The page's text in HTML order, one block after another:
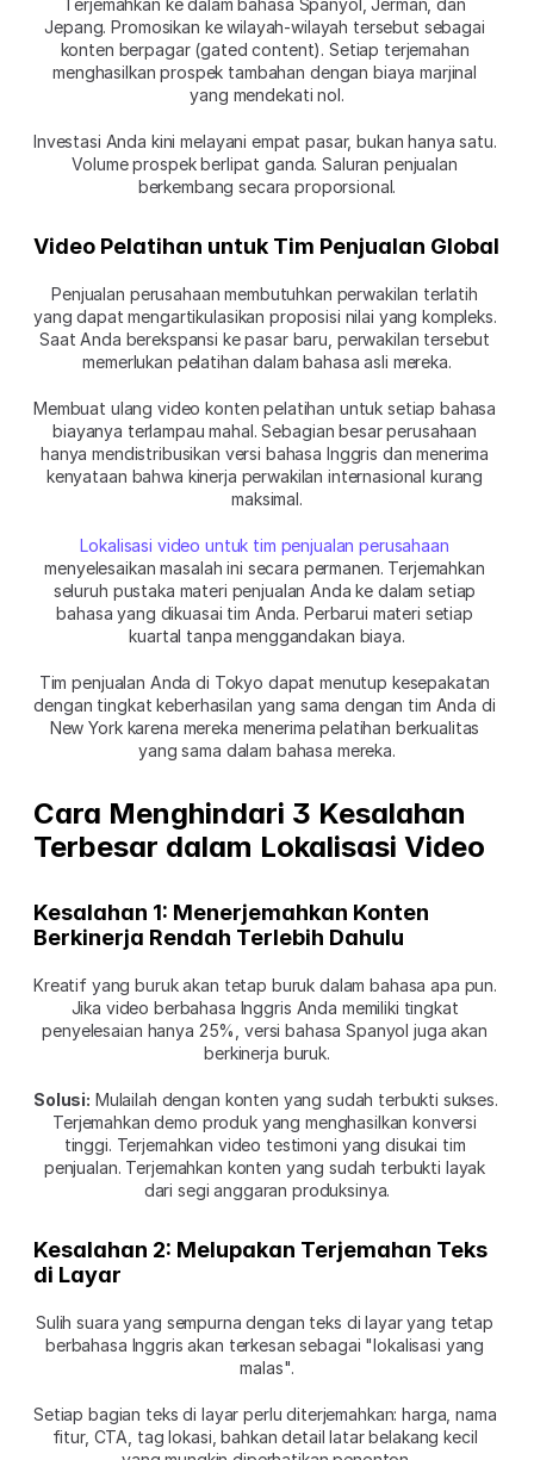
Jepang. Promosikan ke wilayah-wilayah tersebut sebagai
konten berpagar (gated content). Setiap terjemahan
menghasilkan prospek tambahan dengan biaya marjinal
yang mendekati nol.
Investasi Anda kini melayani empat pasar, bukan hanya satu.
Volume prospek berlipat ganda. Saluran penjualan
berkembang secara proporsional.
Video Pelatihan untuk Tim Penjualan Global
Penjualan perusahaan membutuhkan perwakilan terlatih
yang dapat mengartikulasikan proposisi nilai yang kompleks.
Saat Anda berekspansi ke pasar baru, perwakilan tersebut
memerlukan pelatihan dalam bahasa asli mereka.
Membuat ulang video konten pelatihan untuk setiap bahasa
biayanya terlampau mahal. Sebagian besar perusahaan
hanya mendistribusikan versi bahasa Inggris dan menerima
kenyataan bahwa kinerja perwakilan internasional kurang
maksimal.
Lokalisasi video untuk tim penjualan perusahaan
menyelesaikan masalah ini secara permanen. Terjemahkan
seluruh pustaka materi penjualan Anda ke dalam setiap
bahasa yang dikuasai tim Anda. Perbarui materi setiap
kuartal tanpa menggandakan biaya.
Tim penjualan Anda di Tokyo dapat menutup kesepakatan
dengan tingkat keberhasilan yang sama dengan tim Anda di
New York karena mereka menerima pelatihan berkualitas
yang sama dalam bahasa mereka.
Cara Menghindari 3 Kesalahan
Terbesar dalam Lokalisasi Video
Kesalahan 1: Menerjemahkan Konten
Berkinerja Rendah Terlebih Dahulu
Kreatif yang buruk akan tetap buruk dalam bahasa apa pun.
Jika video berbahasa Inggris Anda memiliki tingkat
penyelesaian hanya 25%, versi bahasa Spanyol juga akan
berkinerja buruk.
Solusi: Mulailah dengan konten yang sudah terbukti sukses.
Terjemahkan demo produk yang menghasilkan konversi
tinggi. Terjemahkan video testimoni yang disukai tim
penjualan. Terjemahkan konten yang sudah terbukti layak
dari segi anggaran produksinya.
Kesalahan 2: Melupakan Terjemahan Teks
di Layar
Sulih suara yang sempurna dengan teks di layar yang tetap
berbahasa Inggris akan terkesan sebagai "lokalisasi yang
malas".
Setiap bagian teks di layar perlu diterjemahkan: harga, nama
fitur, CTA, tag lokasi, bahkan detail latar belakang kecil